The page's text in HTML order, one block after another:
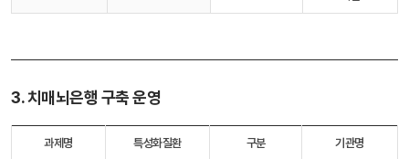
3. 치매뇌은행 구축 운영
과제명 특성화질환 구분 기관명